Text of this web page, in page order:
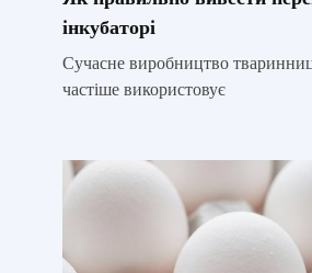
інкубаторі
Сучасне виробництво
частіше використовує